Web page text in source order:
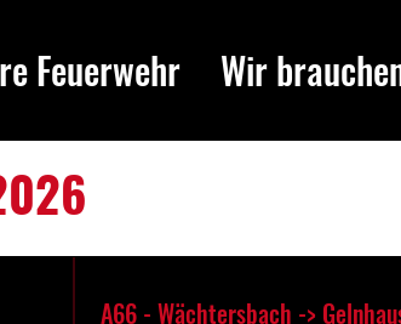
Feuerwehr Wir
A66 - Wächtersbach ->